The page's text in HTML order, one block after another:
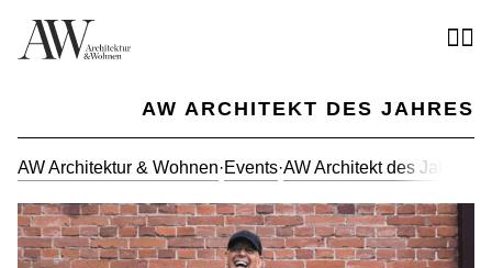
AW ARCHITEKT DES JAHRES
AW Architektur & Wohnen·Events·AW Architekt des Jahres